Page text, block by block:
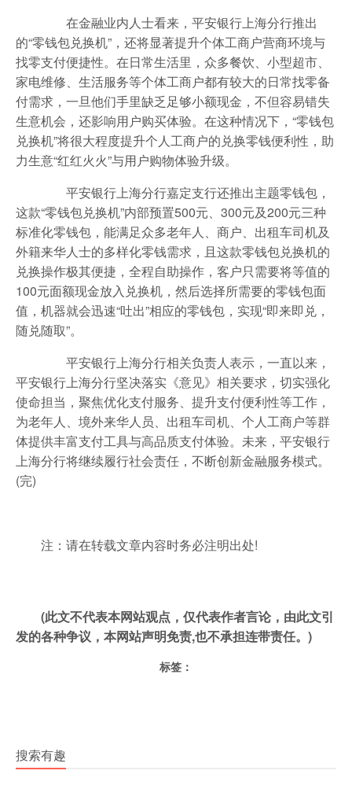
在金融业内人士看来，平安银行上海分行推出
的“零钱包兑换机”，还将显著提升个体工商户营商环境与
找零支付便捷性。在日常生活里，众多餐饮、小型超市、
家电维修、生活服务等个体工商户都有较大的日常找零备
付需求，一旦他们手里缺乏足够小额现金，不但容易错失
生意机会，还影响用户购买体验。在这种情况下，“零钱包
兑换机”将很大程度提升个人工商户的兑换零钱便利性，助
力生意“红红火火”与用户购物体验升级。
平安银行上海分行嘉定支行还推出主题零钱包，
这款“零钱包兑换机”内部预置500元、300元及200元三种
标准化零钱包，能满足众多老年人、商户、出租车司机及
外籍来华人士的多样化零钱需求，且这款零钱包兑换机的
兑换操作极其便捷，全程自助操作，客户只需要将等值的
100元面额现金放入兑换机，然后选择所需要的零钱包面
值，机器就会迅速“吐出”相应的零钱包，实现“即来即兑，
随兑随取”。
平安银行上海分行相关负责人表示，一直以来，
平安银行上海分行坚决落实《意见》相关要求，切实强化
使命担当，聚焦优化支付服务、提升支付便利性等工作，
为老年人、境外来华人员、出租车司机、个人工商户等群
体提供丰富支付工具与高品质支付体验。未来，平安银行
上海分行将继续履行社会责任，不断创新金融服务模式。
(完)
注：请在转载文章内容时务必注明出处!
(此文不代表本网站观点，仅代表作者言论，由此文引
发的各种争议，本网站声明免责,也不承担连带责任。)
标签：
搜索有趣